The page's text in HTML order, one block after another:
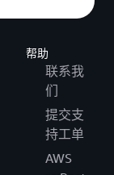
帮助
联系我
们
提交支
持工单
AWS